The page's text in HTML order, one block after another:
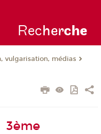
Recherche
vulgarisation, médias
3ème